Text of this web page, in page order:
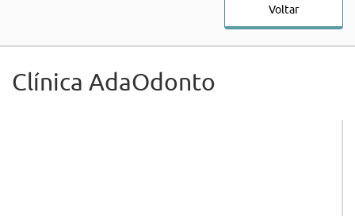
Voltar
Clínica AdaOdonto